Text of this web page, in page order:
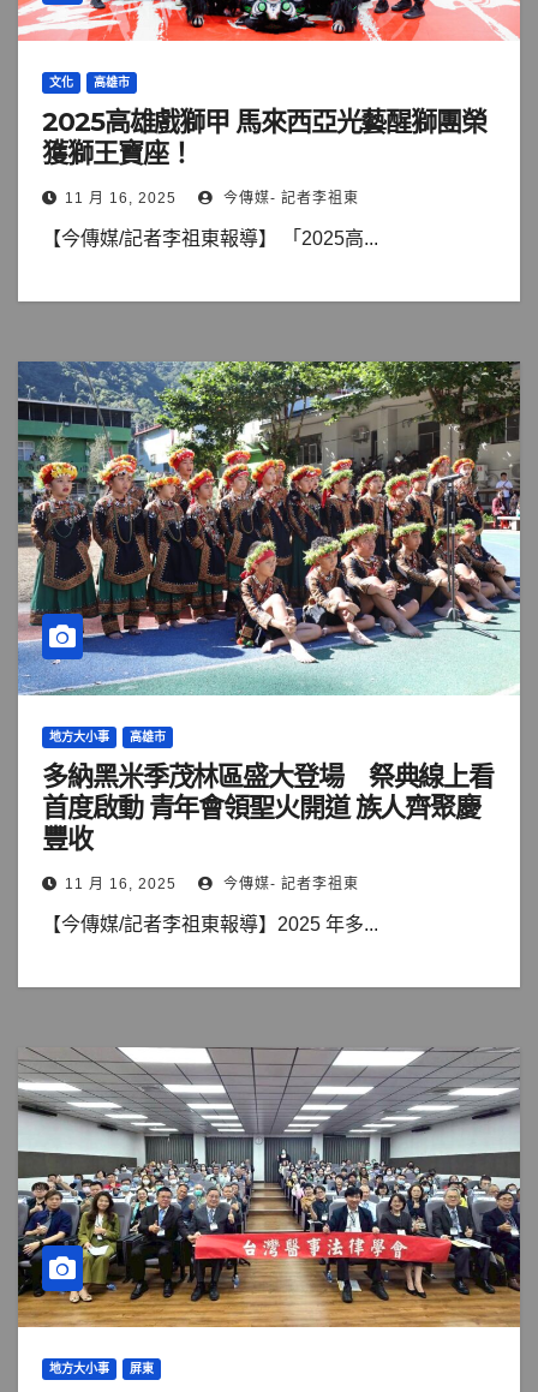
文化 高雄市
2025高雄戲獅甲 馬來西亞光藝醒獅團榮
獲獅王寶座！
11 月 16, 2025 今傳媒- 記者李祖東
【今傳媒/記者李祖東報導】 「2025高...
地方大小事 高雄市
多納黑米季茂林區盛大登場 祭典線上看
首度啟動 青年會領聖火開道 族人齊聚慶
豐收
11 月 16, 2025 今傳媒- 記者李祖東
【今傳媒/記者李祖東報導】2025 年多...
地方大小事 屏東